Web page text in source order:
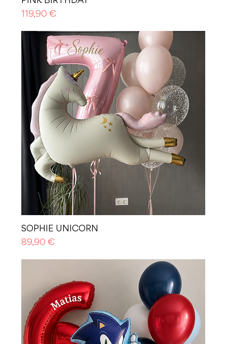
Prezzo
119,90 €
SOPHIE UNICORN
Prezzo
89,90 €